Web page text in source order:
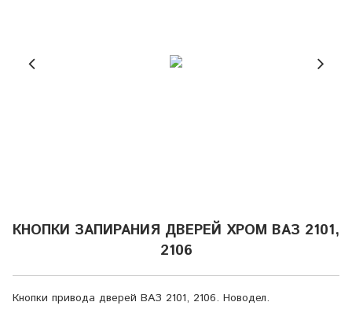
КНОПКИ ЗАПИРАНИЯ ДВЕРЕЙ ХРОМ ВАЗ 2101,
2106
Кнопки привода дверей ВАЗ 2101, 2106. Новодел.